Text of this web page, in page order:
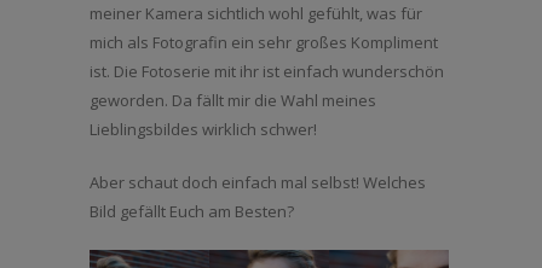
meiner Kamera sichtlich wohl gefühlt, was für
mich als Fotografin ein sehr großes Kompliment
ist. Die Fotoserie mit ihr ist einfach wunderschön
geworden. Da fällt mir die Wahl meines
Lieblingsbildes wirklich schwer!
Aber schaut doch einfach mal selbst! Welches
Bild gefällt Euch am Besten?